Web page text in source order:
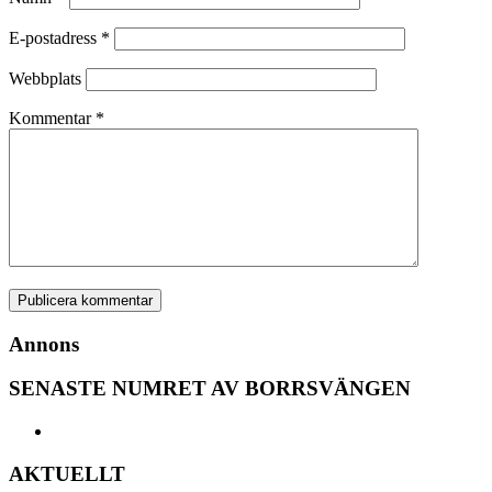
E-postadress *
Webbplats
Kommentar *
Annons
SENASTE NUMRET AV BORRSVÄNGEN
AKTUELLT